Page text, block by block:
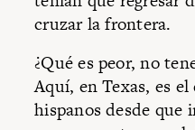
cruzar la frontera.
¿Qué es peor, no
Aquí, en Texas, es
hispanos desde que